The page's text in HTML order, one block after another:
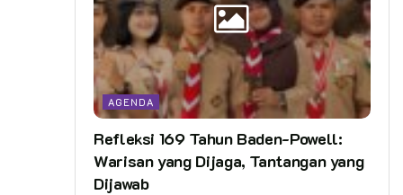
AGENDA
Refleksi 169 Tahun Baden-Powell:
Warisan yang Dijaga, Tantangan yang
Dijawab